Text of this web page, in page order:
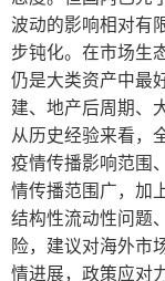
波动的影响相对有
步钝化。在市场生
仍是大类资产中最
建、地产后周期
从历史经验来看，
疫情传播影响范围
情传播范围广，加
结构性流动性问题
险，建议对海外市
情进展，政策应对